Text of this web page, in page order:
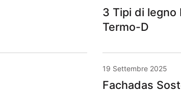
3 Tipi di legno
Termo-D
19 Settembre 2025
Fachadas